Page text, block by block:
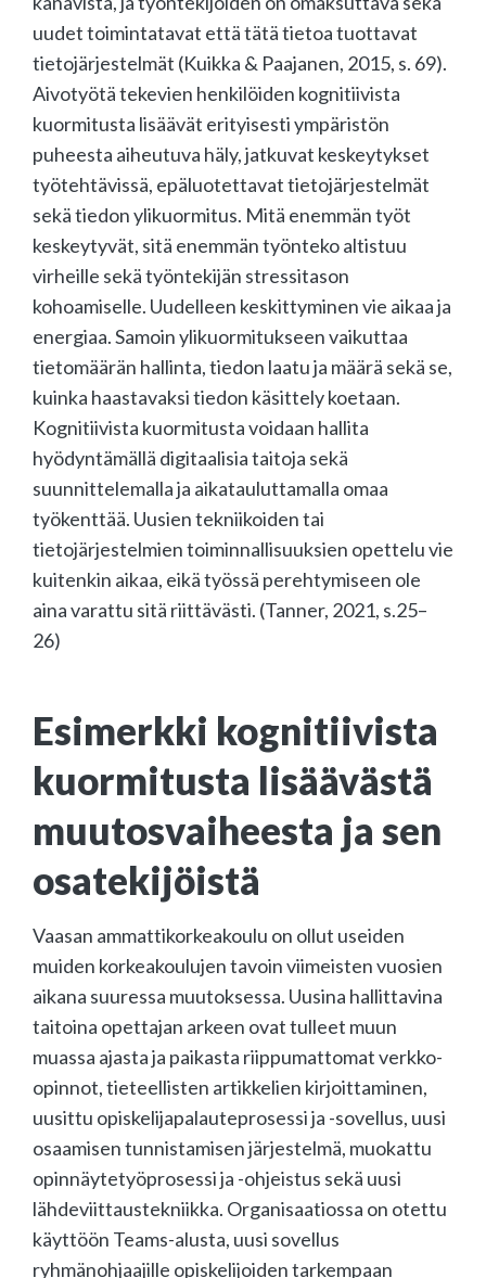
uudet toimintatavat että tätä tietoa tuottavat
tietojärjestelmät (Kuikka & Paajanen, 2015, s. 69).
Aivotyötä tekevien henkilöiden kognitiivista
kuormitusta lisäävät erityisesti ympäristön
puheesta aiheutuva häly, jatkuvat keskeytykset
työtehtävissä, epäluotettavat tietojärjestelmät
sekä tiedon ylikuormitus. Mitä enemmän työt
keskeytyvät, sitä enemmän työnteko altistuu
virheille sekä työntekijän stressitason
kohoamiselle. Uudelleen keskittyminen vie aikaa ja
energiaa. Samoin ylikuormitukseen vaikuttaa
tietomäärän hallinta, tiedon laatu ja määrä sekä se,
kuinka haastavaksi tiedon käsittely koetaan.
Kognitiivista kuormitusta voidaan hallita
hyödyntämällä digitaalisia taitoja sekä
suunnittelemalla ja aikatauluttamalla omaa
työkenttää. Uusien tekniikoiden tai
tietojärjestelmien toiminnallisuuksien opettelu vie
kuitenkin aikaa, eikä työssä perehtymiseen ole
aina varattu sitä riittävästi. (Tanner, 2021, s.25–
26)
Esimerkki kognitiivista
kuormitusta lisäävästä
muutosvaiheesta ja sen
osatekijöistä
Vaasan ammattikorkeakoulu on ollut useiden
muiden korkeakoulujen tavoin viimeisten vuosien
aikana suuressa muutoksessa. Uusina hallittavina
taitoina opettajan arkeen ovat tulleet muun
muassa ajasta ja paikasta riippumattomat verkko-
opinnot, tieteellisten artikkelien kirjoittaminen,
uusittu opiskelijapalauteprosessi ja -sovellus, uusi
osaamisen tunnistamisen järjestelmä, muokattu
opinnäytetyöprosessi ja -ohjeistus sekä uusi
lähdeviittaustekniikka. Organisaatiossa on otettu
käyttöön Teams-alusta, uusi sovellus
ryhmänohjaajille opiskelijoiden tarkempaan